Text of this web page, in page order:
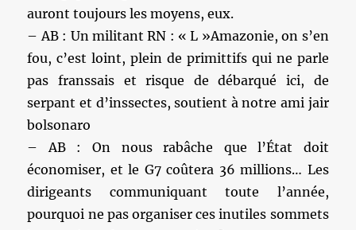
auront toujours les moyens, eux.
– AB : Un militant RN : « L »Amazonie, on s’en
fou, c’est loint, plein de primittifs qui ne parle
pas franssais et risque de débarqué ici, de
serpant et d’inssectes, soutient à notre ami jair
bolsonaro
– AB : On nous rabâche que l’État doit
économiser, et le G7 coûtera 36 millions… Les
dirigeants communiquant toute l’année,
pourquoi ne pas organiser ces inutiles sommets